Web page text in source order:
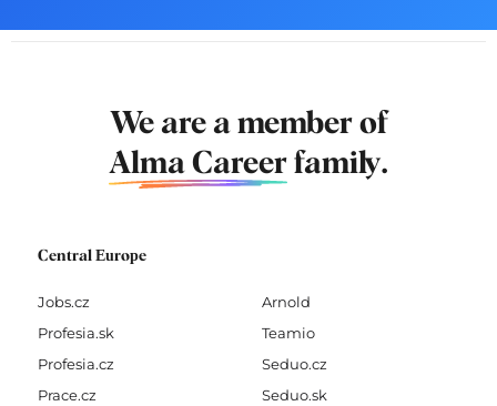
We are a member of
Alma Career family.
Central Europe
Jobs.cz
Profesia.sk
Profesia.cz
Prace.cz
Arnold
Teamio
Seduo.cz
Seduo.sk